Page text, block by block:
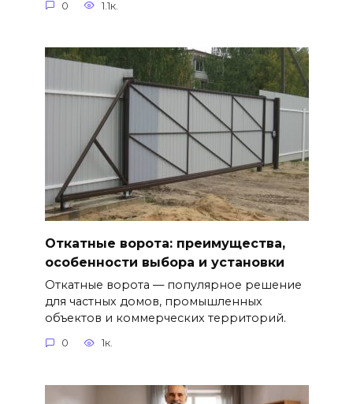
0 1.1к.
Откатные ворота: преимущества,
особенности выбора и установки
Откатные ворота — популярное решение
для частных домов, промышленных
объектов и коммерческих территорий.
0 1к.